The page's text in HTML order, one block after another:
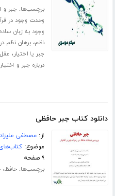
برچسب‌ها: جبر و
وحدت وجود در
وجود به زبان ساده
نظم،برهان نظم
جبر یا اختیار، عقل
درباره جبر و اختیار
دانلود کتاب جبر حافظی
از: مصطفی
موضوع:
۹ صفحه
برچسب‌ها:حافظ،